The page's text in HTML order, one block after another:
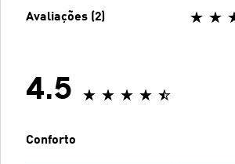
Avaliações (2)
4.5
Conforto